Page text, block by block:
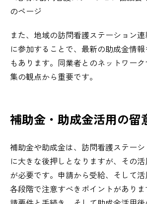
のページ
また、地域の訪問看護ステーション
に参加することで、最新の助成金情
もあります。同業者とのネットワー
集の観点から重要です。
補助金・助成金活用の留
補助金や助成金は、訪問看護ステー
に大きな後押しとなりますが、その
が必要です。申請から受給、そして活
各段階で注意すべきポイントがあり